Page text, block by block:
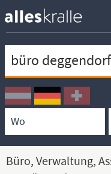
Ortssuche
Umkreissuche
Arbeitsform
Büro, Verwaltung,